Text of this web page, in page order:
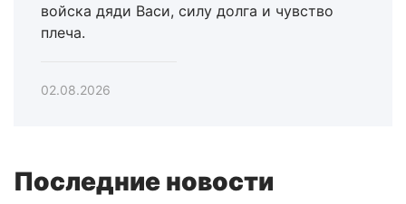
войска дяди Васи, силу долга и чувство
плеча.
02.08.2026
Последние новости